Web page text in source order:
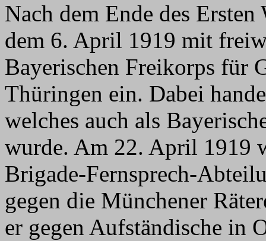
Nach dem Ende des
dem 6. April 1919 mit
Bayerischen Freikorps für
Thüringen ein. Dabei
welches auch als
wurde. Am 22. April 1919
Brigade-Fernsprech-
gegen die Münchener
er gegen Aufständische in